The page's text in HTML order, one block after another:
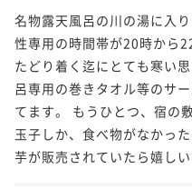
名物露天風呂の川の湯に入
性専用の時間帯が20時から
たどり着く迄にとても寒い
呂専用の巻きタオル等のサ
てます。 もうひとつ、宿の
玉子しか、食べ物がなかっ
芋が販売されていたら嬉しい